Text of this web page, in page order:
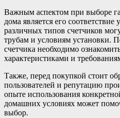
Важным аспектом при выборе
дома является его
различных типов счетчиков
трубам и условиям установки.
счетчика необходимо
характеристиками и
Также, перед покупкой стоит
пользователей и репутацию
опыте использования
домашних условиях может
выбор.